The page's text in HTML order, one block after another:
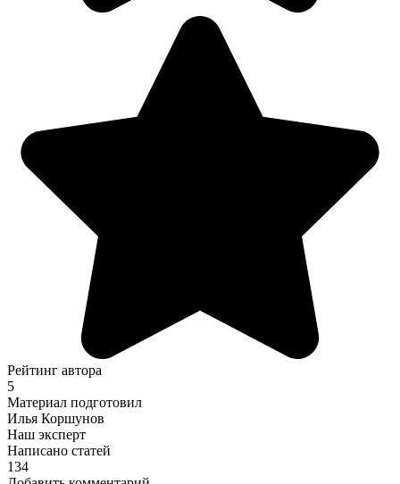
Рейтинг автора
5
Материал подготовил
Илья Коршунов
Наш эксперт
Написано статей
134